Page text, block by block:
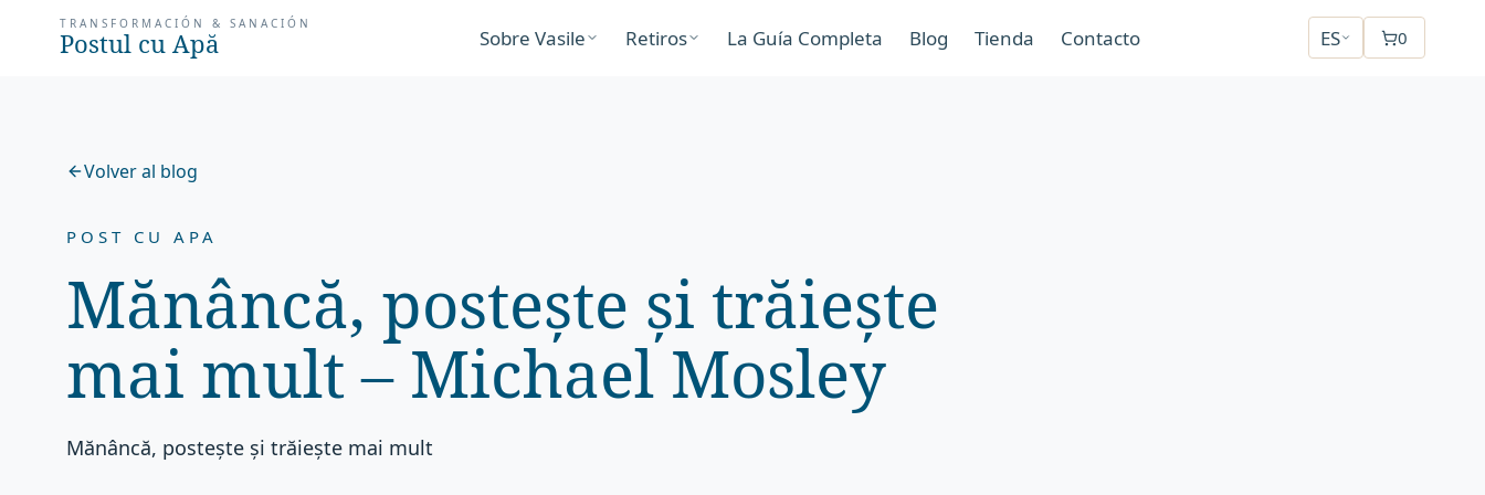
TRANSFORMACIÓN & SANACIÓN
Postul cu Apă Sobre Vasile Retiros La Guía Completa Blog Tienda Contacto ES 0
Volver al blog
POST CU APA
Mănâncă, postește și trăiește
mai mult – Michael Mosley
Mănâncă, postește și trăiește mai mult